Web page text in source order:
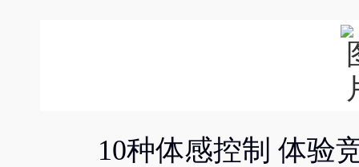
10种体感控制 体验